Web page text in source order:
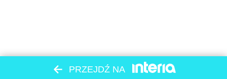
PRZEJDŹ NA